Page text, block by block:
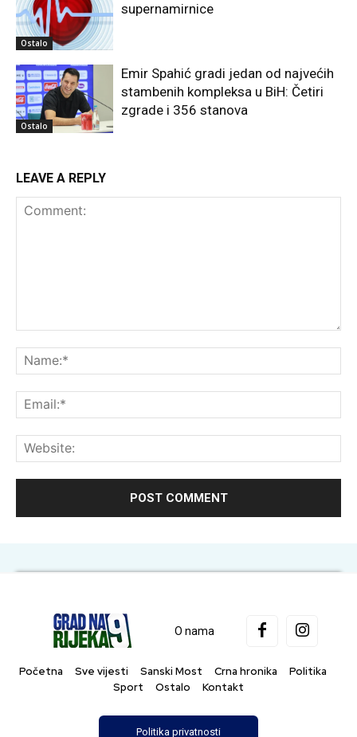
Ostalo
supernamirnice
Ostalo
Emir Spahić gradi jedan od najvećih
stambenih kompleksa u BiH: Četiri
zgrade i 356 stanova
LEAVE A REPLY
O nama
Početna Sve vijesti Sanski Most Crna hronika
Politika
Sport
Ostalo Kontakt
Politika privatnosti